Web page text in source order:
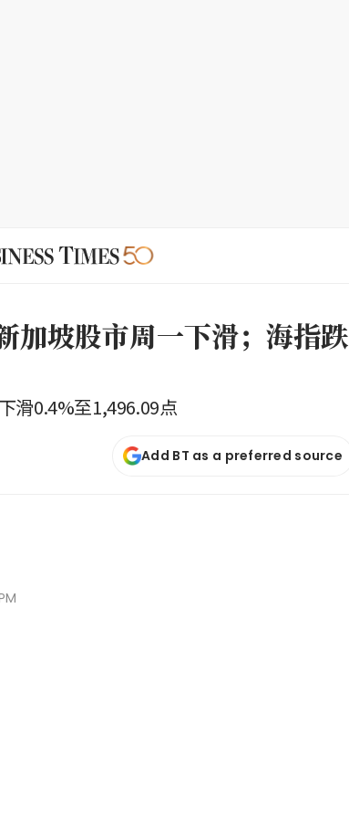
加坡股市周一下滑；海指跌
滑0.4%至1,496.09点
Add BT as a preferred source